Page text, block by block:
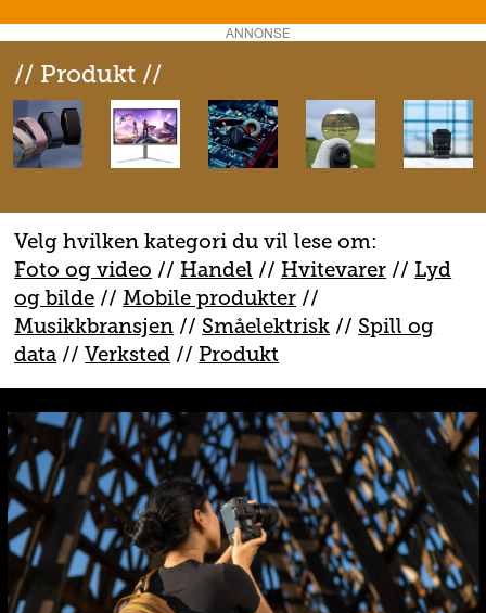
ANNONSE
// Produkt //
Velg hvilken kategori du vil lese om:
Foto og video // Handel // Hvitevarer // Lyd
og bilde //Mobile produkter //
Musikkbransjen // Småelektrisk // Spill og
data //Verksted // Produkt